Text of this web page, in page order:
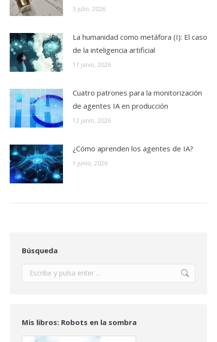
3 julio, 2026
La humanidad como metáfora (I): El caso
de la inteligencia artificial
17 junio, 2026
Cuatro patrones para la monitorización
de agentes IA en producción
12 junio, 2026
¿Cómo aprenden los agentes de IA?
1 junio, 2026
Búsqueda
Buscar:
Mis libros: Robots en la sombra